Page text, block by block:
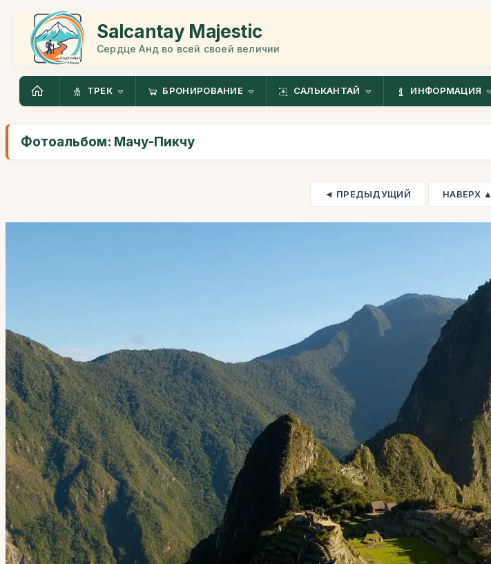
Salcantay Majestic
Сердце Анд во всей своей величии
ТРЕК БРОНИРОВАНИЕ САЛЬКАНТАЙ ИНФОРМАЦИЯ
Фотоальбом: Мачу-Пикчу
◄ ПРЕДЫДУЩИЙ НАВЕРХ ▲